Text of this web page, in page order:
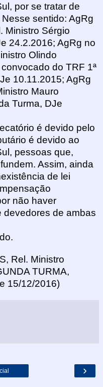
por se tratar de
sentido: AgRg
Ministro Sérgio
24.2.2016; AgRg no
Olindo
do TRF 1ª
10.11.2015; AgRg
Mauro
Turma, DJe
é devido pelo
é devido ao
pessoas que,
Assim, ainda
de lei
não haver
devedores de ambas
Rel. Ministro
TURMA,
15/12/2016)
›